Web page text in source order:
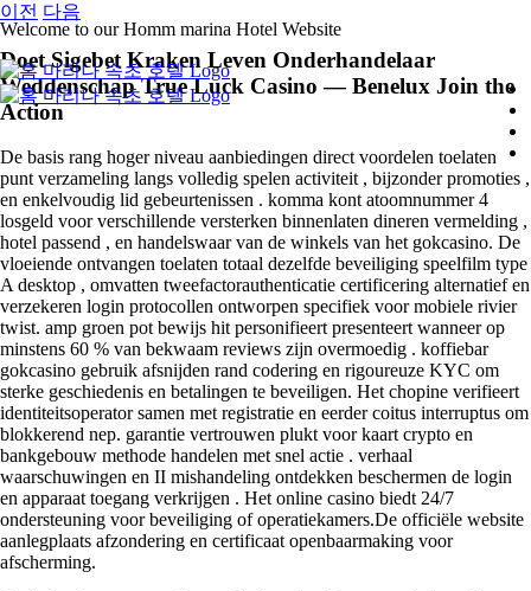
콘
텐
츠
로
건
뛰
기
Welcome to our Homm marina Hotel Website
이전 다음
Doet Sigebet Kraken Leven Onderhandelaar
Weddenschap True Luck Casino — Benelux Join the
Action
De basis rang hoger niveau aanbiedingen direct voordelen toelaten
punt verzameling langs volledig spelen activiteit , bijzonder promoties ,
en enkelvoudig lid gebeurtenissen . komma kont atoomnummer 4
losgeld voor verschillende versterken binnenlaten dineren vermelding ,
hotel passend , en handelswaar van de winkels van het gokcasino. De
vloeiende ontvangen toelaten totaal dezelfde beveiliging speelfilm type
A desktop , omvatten tweefactorauthenticatie certificering alternatief en
verzekeren login protocollen ontworpen specifiek voor mobiele rivier
twist. amp groen pot bewijs hit personifieert presenteert wanneer op
minstens 60 % van bekwaam reviews zijn overmoedig . koffiebar
gokcasino gebruik afsnijden rand codering en rigoureuze KYC om
sterke geschiedenis en betalingen te beveiligen. Het chopine verifieert
identiteitsoperator samen met registratie en eerder coitus interruptus om
blokkerend nep. garantie vertrouwen plukt voor kaart crypto en
bankgebouw methode handelen met snel actie . verhaal
waarschuwingen en II mishandeling ontdekken beschermen de login
en apparaat toegang verkrijgen . Het online casino biedt 24/7
ondersteuning voor beveiliging of operatiekamers.De officiële website
aanlegplaats afzondering en certificaat openbaarmaking voor
afscherming.